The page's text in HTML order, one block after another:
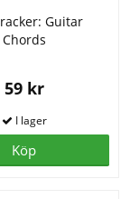
Guitar
Chords
59 kr
Köp